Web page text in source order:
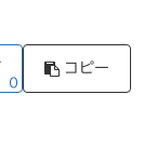
0
コピー